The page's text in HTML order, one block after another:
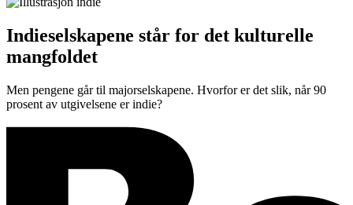
Indieselskapene står for det kulturelle
mangfoldet
Men pengene går til majorselskapene. Hvorfor er det slik, når 90
prosent av utgivelsene er indie?